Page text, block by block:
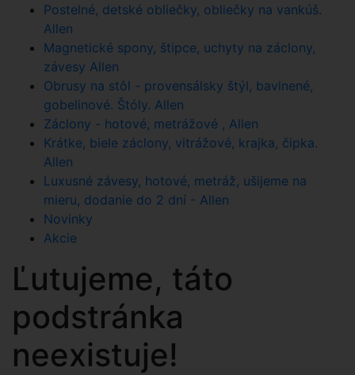
Postelné, detské obliečky, obliečky na vankúš.
Allen
Magnetické spony, štipce, uchyty na záclony,
závesy Allen
Obrusy na stôl - provensálsky štýl, bavlnené,
gobelinové. Štóly. Allen
Záclony - hotové, metrážové , Allen
Krátke, biele záclony, vitrážové, krajka, čipka.
Allen
Luxusné závesy, hotové, metráž, ušijeme na
mieru, dodanie do 2 dní - Allen
Novinky
Akcie
Ľutujeme, táto
podstránka
neexistuje!